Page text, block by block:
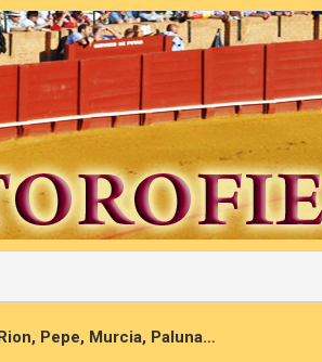
Pepe, Murcia, Paluna…